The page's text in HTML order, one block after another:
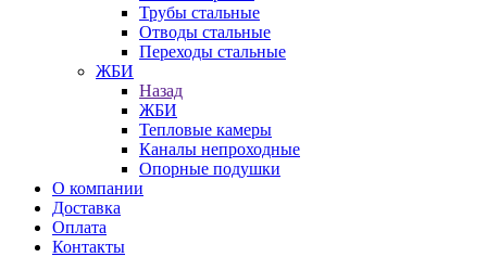
Трубы стальные
Отводы стальные
Переходы стальные
ЖБИ
Назад
ЖБИ
Тепловые камеры
Каналы непроходные
Опорные подушки
О компании
Доставка
Оплата
Контакты